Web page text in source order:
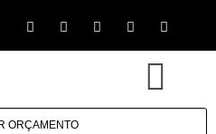
ORÇAMENTO